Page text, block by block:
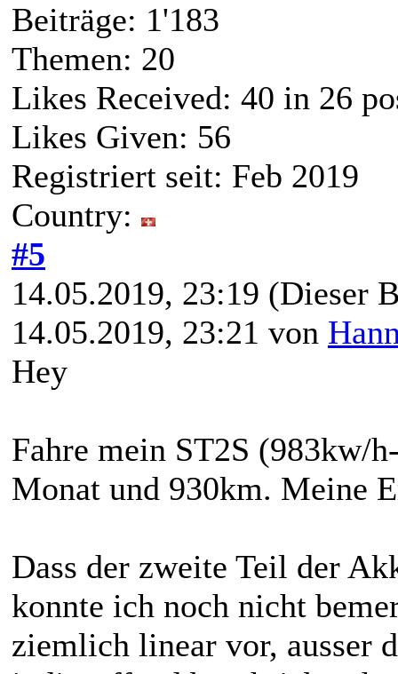
Beiträge: 1'183
Themen: 20
Likes Received: 40 in 26
Likes Given: 56
Registriert seit: Feb 2019
Country:
#5
14.05.2019, 23:19 (Dieser
14.05.2019, 23:21 von
Hey
Fahre mein ST2S (983kw/
Monat und 930km. Meine
Dass der zweite Teil der
konnte ich noch nicht
ziemlich linear vor, ausser